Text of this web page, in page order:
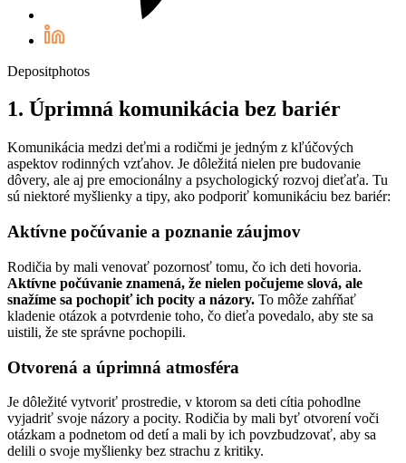
Depositphotos
1. Úprimná komunikácia bez bariér
Komunikácia medzi deťmi a rodičmi je jedným z kľúčových
aspektov rodinných vzťahov. Je dôležitá nielen pre budovanie
dôvery, ale aj pre emocionálny a psychologický rozvoj dieťaťa. Tu
sú niektoré myšlienky a tipy, ako podporiť komunikáciu bez bariér:
Aktívne počúvanie a poznanie záujmov
Rodičia by mali venovať pozornosť tomu, čo ich deti hovoria.
Aktívne počúvanie znamená, že nielen počujeme slová, ale
snažíme sa pochopiť ich pocity a názory. To môže zahŕňať
kladenie otázok a potvrdenie toho, čo dieťa povedalo, aby ste sa
uistili, že ste správne pochopili.
Otvorená a úprimná atmosféra
Je dôležité vytvoriť prostredie, v ktorom sa deti cítia pohodlne
vyjadriť svoje názory a pocity. Rodičia by mali byť otvorení voči
otázkam a podnetom od detí a mali by ich povzbudzovať, aby sa
delili o svoje myšlienky bez strachu z kritiky.